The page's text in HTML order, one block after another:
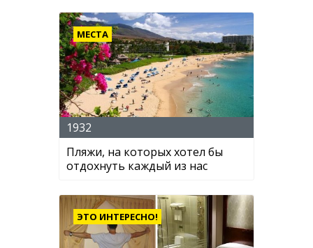
МЕСТА
1932
Пляжи, на которых хотел бы
отдохнуть каждый из нас
ЭТО ИНТЕРЕСНО!